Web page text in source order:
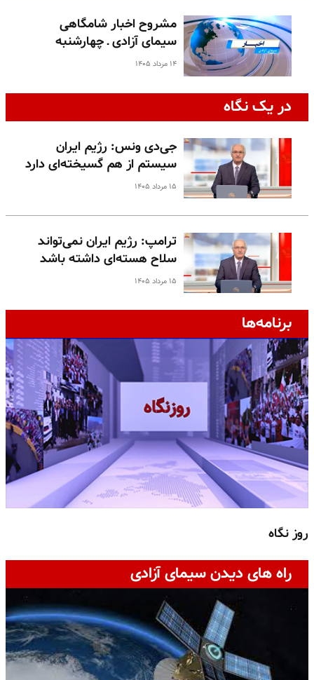
مشروح اخبار شامگاهی
سیمای آزادی ـ چهارشنبه
۱۴ مرداد ۱۴۰۵
در یک نگاه
جی‌دی ونس: رژیم ایران
سیستم از هم گسیخته‌ای دارد
۱۵ مرداد ۱۴۰۵
ترامپ: رژیم ایران نمی‌تواند
سلاح هسته‌ای داشته باشد
۱۵ مرداد ۱۴۰۵
برنامه‌ها
روز نگاه
راه های دیدن سیمای آزادی